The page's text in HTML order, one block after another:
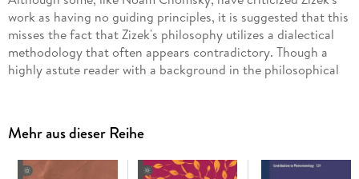
work as having no guiding principles, it is suggested that this
misses the fact that Zizek's philosophy utilizes a dialectical
methodology that often appears contradictory. Though a
highly astute reader with a background in the philosophical
hermeneutics of freedom.
Mehr aus dieser Reihe